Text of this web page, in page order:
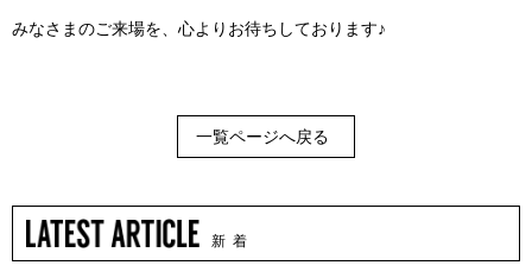
みなさまのご来場を、心よりお待ちしております♪
一覧ページへ戻る
新 着